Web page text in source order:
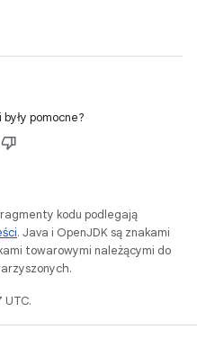
pomocne?
kodu podlegają
. Java i OpenJDK są znakami
towarowymi należącymi do